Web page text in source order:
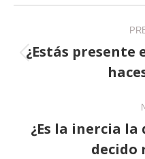
navigation
¿Estás presente
¿Es la inercia la
decido